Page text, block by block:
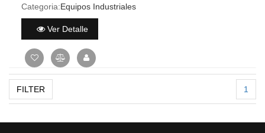
Categoria:Equipos Industriales
Ver Detalle
FILTER 1